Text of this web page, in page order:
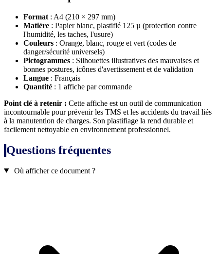
Format : A4 (210 × 297 mm)
Matière : Papier blanc, plastifié 125 µ (protection contre
l'humidité, les taches, l'usure)
Couleurs : Orange, blanc, rouge et vert (codes de
danger/sécurité universels)
Pictogrammes : Silhouettes illustratives des mauvaises et
bonnes postures, icônes d'avertissement et de validation
Langue : Français
Quantité : 1 affiche par commande
Point clé à retenir : Cette affiche est un outil de communication
incontournable pour prévenir les TMS et les accidents du travail liés
à la manutention de charges. Son plastifiage la rend durable et
facilement nettoyable en environnement professionnel.
Questions fréquentes
Où afficher ce document ?